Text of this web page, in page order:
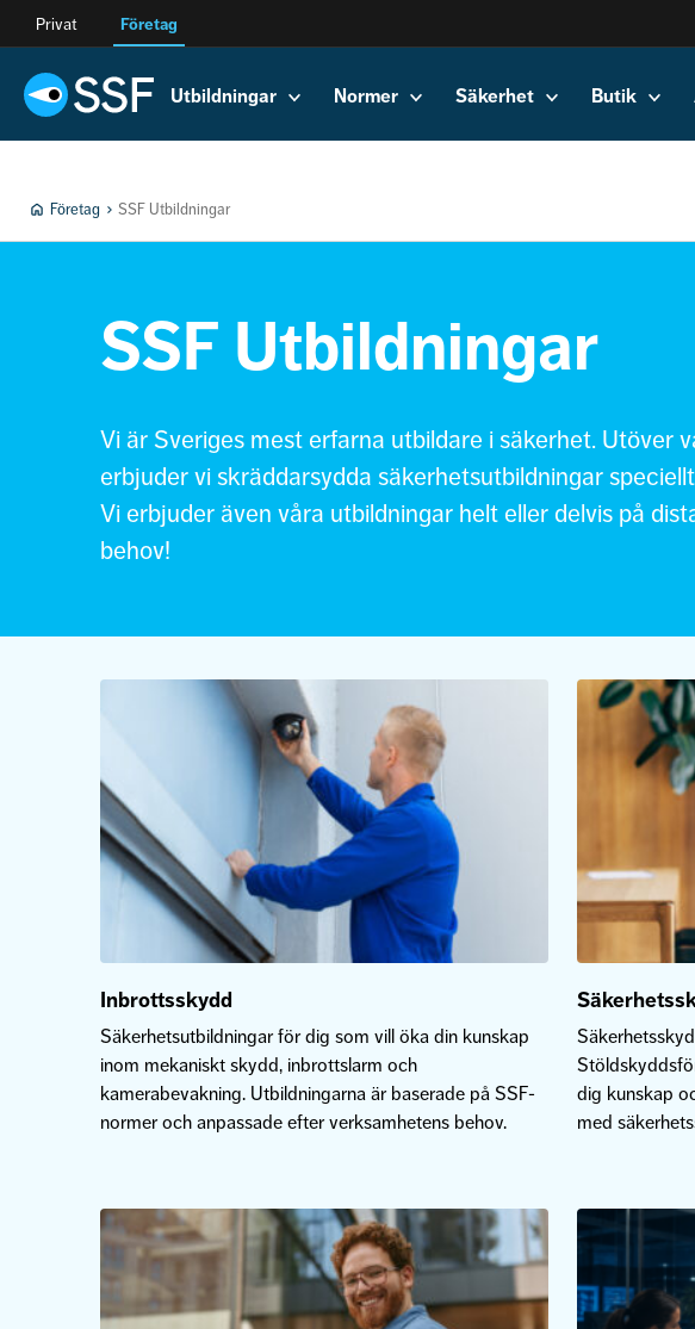
Privat Företag
Utbildningar Normer Säkerhet Butik
Företag SSF Utbildningar
SSF Utbildningar
Vi är Sveriges mest erfarna utbildare i säkerhet. Utöver
erbjuder vi skräddarsydda säkerhetsutbildningar
Vi erbjuder även våra utbildningar helt eller delvis på
behov!
Inbrottsskydd
Säkerhetsutbildningar för dig som vill öka din kunskap
inom mekaniskt skydd, inbrottslarm och
kamerabevakning. Utbildningarna är baserade på SSF-
normer och anpassade efter verksamhetens behov.
dig kunskap
med